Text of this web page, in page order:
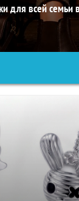
для всей семьи